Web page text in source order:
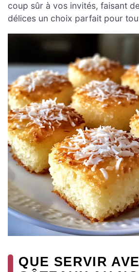
coup sûr à vos invités, faisant
délices un choix parfait pour
QUE SERVIR